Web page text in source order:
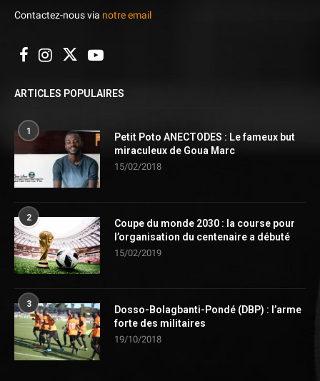
Contactez-nous via notre email
ARTICLES POPULAIRES
1
Petit Poto ANECTODES : Le fameux but
miraculeux de Goua Marc
15/02/2018
2
Coupe du monde 2030 : la course pour
l’organisation du centenaire a débuté
15/02/2019
3
Dosso-Bolagbanti-Pondé (DBP) : l’arme
forte des militaires
19/10/2018